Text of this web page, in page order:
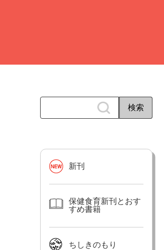
新刊
保健食育新刊とおす
すめ書籍
ちしきのもり